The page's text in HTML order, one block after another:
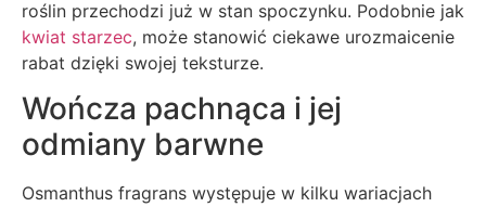
roślin przechodzi już w stan spoczynku. Podobnie jak
kwiat starzec, może stanowić ciekawe urozmaicenie
rabat dzięki swojej teksturze.
Wończa pachnąca i jej
odmiany barwne
Osmanthus fragrans występuje w kilku wariacjach